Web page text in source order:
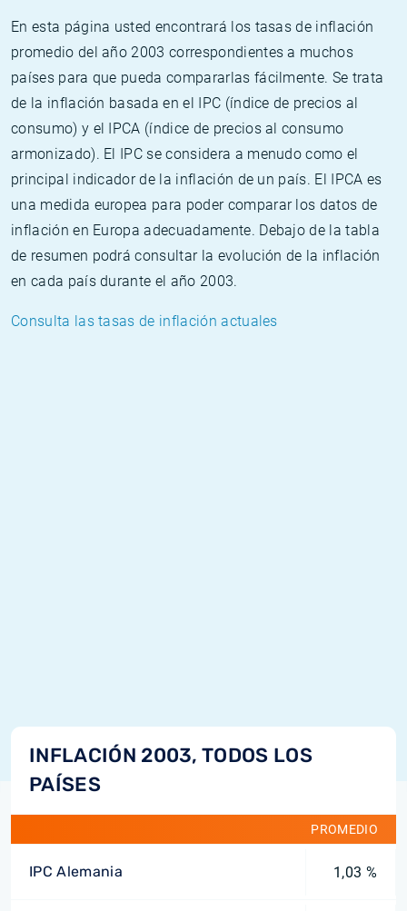
En esta página usted encontrará los tasas de inflación
promedio del año 2003 correspondientes a muchos
países para que pueda compararlas fácilmente. Se trata
de la inflación basada en el IPC (índice de precios al
consumo) y el IPCA (índice de precios al consumo
armonizado). El IPC se considera a menudo como el
principal indicador de la inflación de un país. El IPCA es
una medida europea para poder comparar los datos de
inflación en Europa adecuadamente. Debajo de la tabla
de resumen podrá consultar la evolución de la inflación
en cada país durante el año 2003.
Consulta las tasas de inflación actuales
INFLACIÓN 2003, TODOS LOS
PAÍSES
PROMEDIO
IPC Alemania 1,03 %